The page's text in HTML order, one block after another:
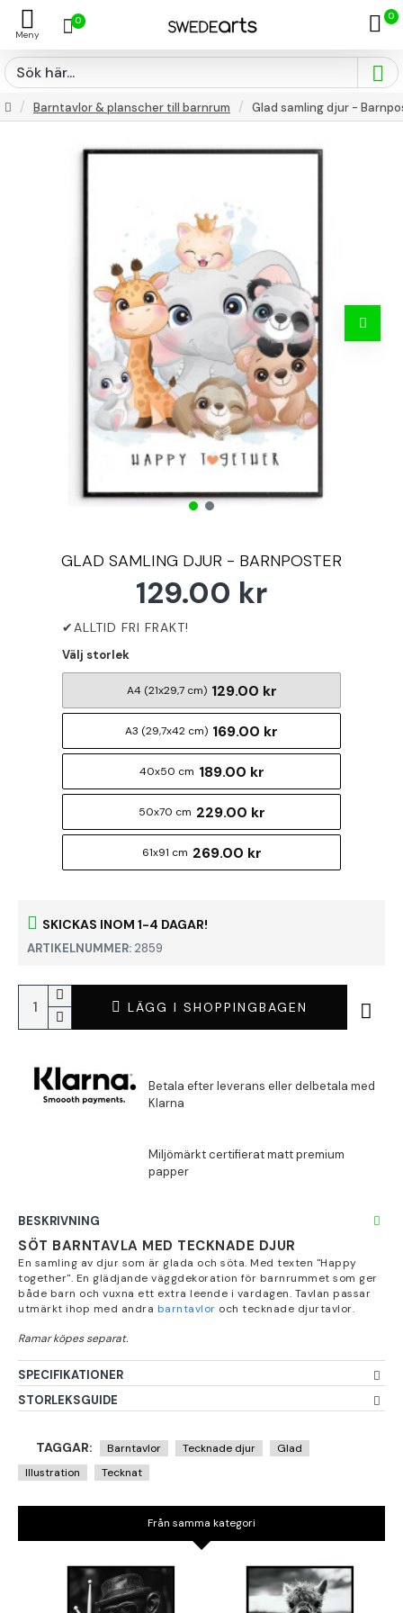
0 0
Barntavlor & planscher till barnrum Glad samling djur -
GLAD SAMLING DJUR - BARNPOSTER
SKICKAS INOM 1-4 DAGAR!
ARTIKELNUMMER: 2859
129.00 kr
Välj storlek
A4 (21x29,7 cm) 129.00 kr
A3 (29,7x42 cm) 169.00 kr
40x50 cm 189.00 kr
50x70 cm 229.00 kr
61x91 cm 269.00 kr
LÄGG I SHOPPINGBAGEN
BESKRIVNING
SÖT BARNTAVLA MED TECKNADE DJUR
En samling av djur som är glada och söta. Med texten "Happy
together". En glädjande väggdekoration för barnrummet som ger
både barn och vuxna ett extra leende i vardagen. Tavlan passar
utmärkt ihop med andra barntavlor och tecknade djurtavlor.
SPECIFIKATIONER
STORLEKSGUIDE
TAGGAR: Barntavlor Tecknade djur
Glad
Illustration
Tecknat
Från samma kategori